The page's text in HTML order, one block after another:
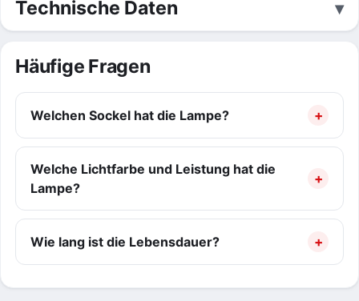
Technische Daten
Häufige Fragen
Welchen Sockel hat die Lampe?
Welche Lichtfarbe und Leistung hat die
Lampe?
Wie lang ist die Lebensdauer?